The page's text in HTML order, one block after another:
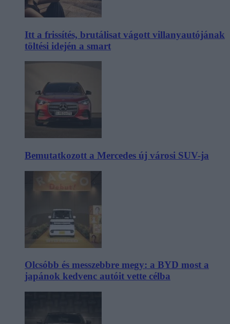
Itt a frissítés, brutálisat vágott villanyautójának
töltési idején a smart
Bemutatkozott a Mercedes új városi SUV-ja
Olcsóbb és messzebbre megy: a BYD most a
japánok kedvenc autóit vette célba